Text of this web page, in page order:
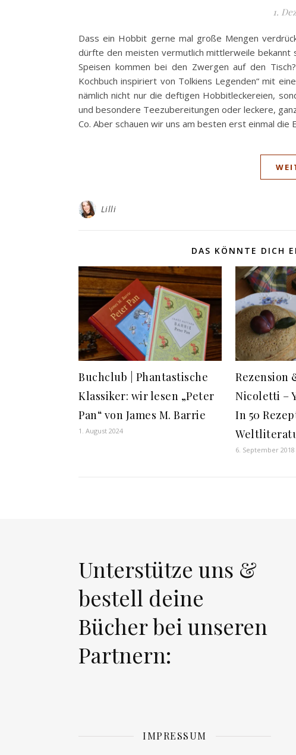
1.
Dass ein Hobbit gerne mal große Mengen
dürfte den meisten vermutlich mittlerweile bekannt
Speisen kommen bei den Zwergen auf den
Kochbuch inspiriert von Tolkiens Legenden“ mit
nämlich nicht nur die deftigen Hobbitleckereien,
und besondere Teezubereitungen oder leckere,
Co. Aber schauen wir uns am besten erst einmal
Lilli
DAS KÖNNTE DICH
Buchclub | Phantastische
Klassiker: wir lesen „Peter
Pan“ von James M. Barrie
1. August 2024
Rezension
Nicoletti –
In 50
6. September 2018
Unterstütze uns &
bestell deine
Bücher bei unseren
Partnern:
IMPRESSUM